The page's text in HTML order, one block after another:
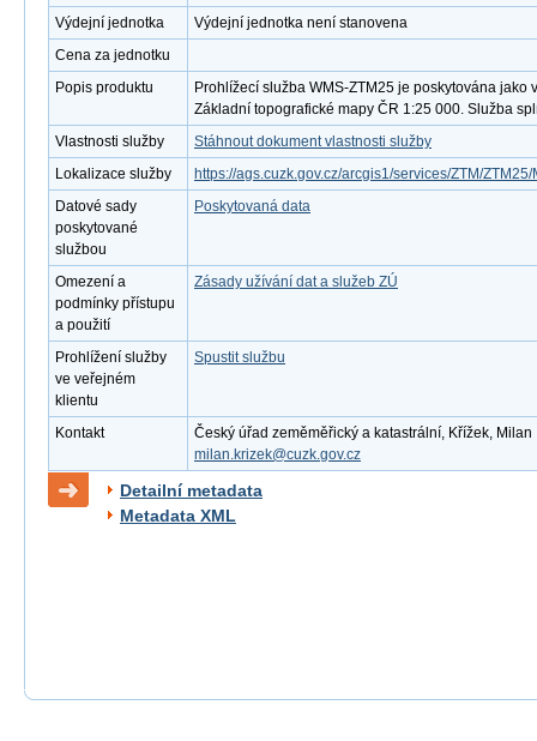
Výdejní jednotka
Výdejní jednotka není stanovena
Cena za jednotku
Popis produktu
Prohlížecí služba WMS-ZTM25 je poskytována
Základní topografické mapy ČR 1:25 000. Služba
Vlastnosti služby
Stáhnout dokument vlastnosti služby
Lokalizace služby
https://ags.cuzk.gov.cz/arcgis1/services/ZTM/
Datové sady
poskytované
službou
Poskytovaná data
Omezení a
podmínky přístupu
a použití
Zásady užívání dat a služeb ZÚ
Prohlížení služby
ve veřejném
klientu
Spustit službu
Kontakt
Český úřad zeměměřický a katastrální, Křížek,
milan.krizek@cuzk.gov.cz
Detailní metadata
Metadata XML